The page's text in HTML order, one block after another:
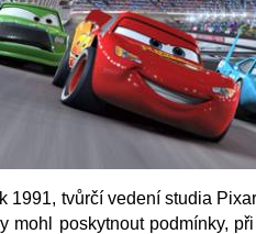
1991, tvůrčí vedení studia
mohl poskytnout podmínky,